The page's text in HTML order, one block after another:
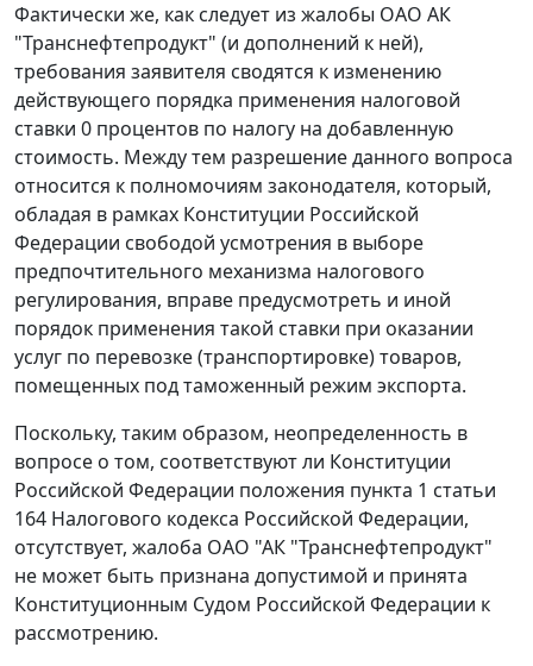
Фактически же, как следует из жалобы ОАО АК
"Транснефтепродукт" (и дополнений к ней),
требования заявителя сводятся к изменению
действующего порядка применения налоговой
ставки 0 процентов по налогу на добавленную
стоимость. Между тем разрешение данного вопроса
относится к полномочиям законодателя, который,
обладая в рамках Конституции Российской
Федерации свободой усмотрения в выборе
предпочтительного механизма налогового
регулирования, вправе предусмотреть и иной
порядок применения такой ставки при оказании
услуг по перевозке (транспортировке) товаров,
помещенных под таможенный режим экспорта.
Поскольку, таким образом, неопределенность в
вопросе о том, соответствуют ли Конституции
Российской Федерации положения пункта 1 статьи
164 Налогового кодекса Российской Федерации,
отсутствует, жалоба ОАО "АК "Транснефтепродукт"
не может быть признана допустимой и принята
Конституционным Судом Российской Федерации к
рассмотрению.